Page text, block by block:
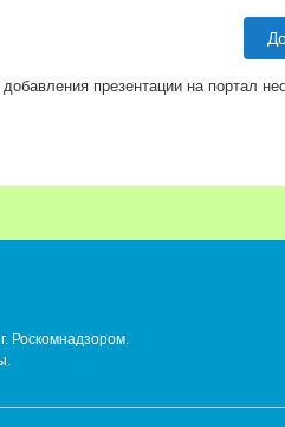
презентации на портал
Роскомнадзором.